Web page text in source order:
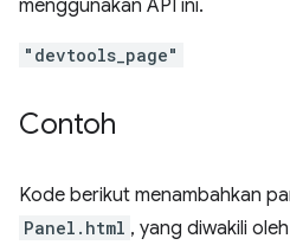
menggunakan API ini.
"devtools_page"
Contoh
Kode berikut menambahkan
Panel.html , yang diwakili oleh